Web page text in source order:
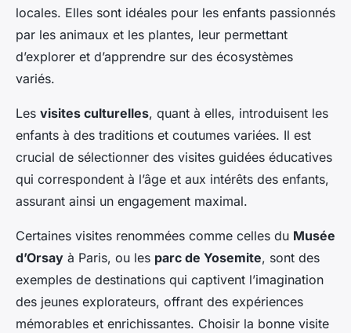
locales. Elles sont idéales pour les enfants passionnés
par les animaux et les plantes, leur permettant
d’explorer et d’apprendre sur des écosystèmes
variés.
Les visites culturelles, quant à elles, introduisent les
enfants à des traditions et coutumes variées. Il est
crucial de sélectionner des visites guidées éducatives
qui correspondent à l’âge et aux intérêts des enfants,
assurant ainsi un engagement maximal.
Certaines visites renommées comme celles du Musée
d’Orsay à Paris, ou les parc de Yosemite, sont des
exemples de destinations qui captivent l’imagination
des jeunes explorateurs, offrant des expériences
mémorables et enrichissantes. Choisir la bonne visite